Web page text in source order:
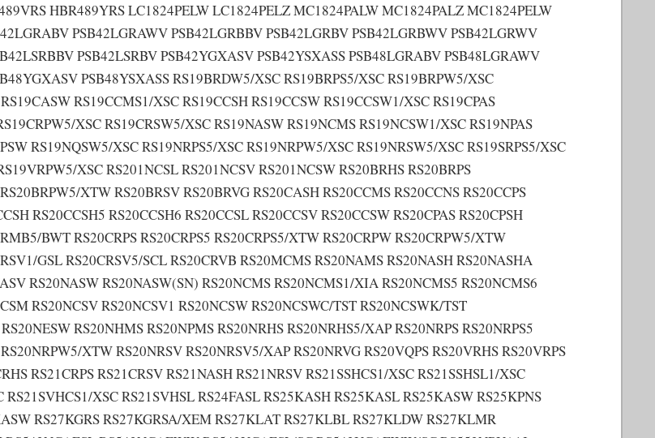
HBR489YRS LC1824PELW LC1824PELZ MC1824PALW MC1824PALZ MC1824PELW
PSB42LGRAWV PSB42LGRBBV PSB42LGRBV PSB42LGRBWV PSB42LGRWV
PSB42LSRBV PSB42YGXASV PSB42YSXASS PSB48LGRABV PSB48LGRAWV
PSB48YSXASS RS19BRDW5/XSC RS19BRPS5/XSC RS19BRPW5/XSC
RS19CCMS1/XSC RS19CCSH RS19CCSW RS19CCSW1/XSC RS19CPAS
XSC RS19CRSW5/XSC RS19NASW RS19NCMS RS19NCSW1/XSC RS19NPAS
RS19NQSW5/XSC RS19NRPS5/XSC RS19NRPW5/XSC RS19NRSW5/XSC RS19SRPS5/XSC
XSC RS201NCSL RS201NCSV RS201NCSW RS20BRHS RS20BRPS
XTW RS20BRSV RS20BRVG RS20CASH RS20CCMS RS20CCNS RS20CCPS
RS20CCSH5 RS20CCSH6 RS20CCSL RS20CCSV RS20CCSW RS20CPAS RS20CPSH
BWT RS20CRPS RS20CRPS5 RS20CRPS5/XTW RS20CRPW RS20CRPW5/XTW
GSL RS20CRSV5/SCL RS20CRVB RS20MCMS RS20NAMS RS20NASH RS20NASHA
RS20NASW RS20NASW(SN) RS20NCMS RS20NCMS1/XIA RS20NCMS5 RS20NCMS6
RS20NCSV RS20NCSV1 RS20NCSW RS20NCSWC/TST RS20NCSWK/TST
RS20NHMS RS20NPMS RS20NRHS RS20NRHS5/XAP RS20NRPS RS20NRPS5
XTW RS20NRSV RS20NRSV5/XAP RS20NRVG RS20VQPS RS20VRHS RS20VRPS
RS21CRPS RS21CRSV RS21NASH RS21NRSV RS21SSHCS1/XSC RS21SSHSL1/XSC
RS21SVHCS1/XSC RS21SVHSL RS24FASL RS25KASH RS25KASL RS25KASW RS25KPNS
RS27KGRS RS27KGRSA/XEM RS27KLAT RS27KLBL RS27KLDW RS27KLMR